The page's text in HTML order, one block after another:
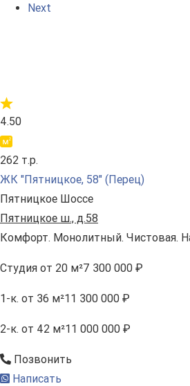
Next
4.50
262 т.р.
ЖК "Пятницкое, 58" (Перец)
Пятницкое Шоссе
Пятницкое ш., д.58
Комфорт. Монолитный. Чистовая.
Студия от 20 м²7 300 000 ₽
1-к. от 36 м²11 300 000 ₽
2-к. от 42 м²11 000 000 ₽
Позвонить
Написать